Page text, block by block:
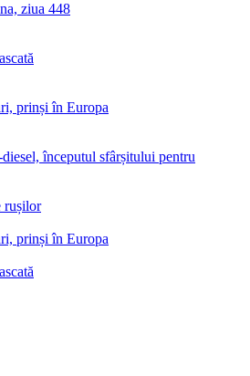
ziua 448
prinși în Europa
începutul sfârșitului pentru
rușilor
prinși în Europa